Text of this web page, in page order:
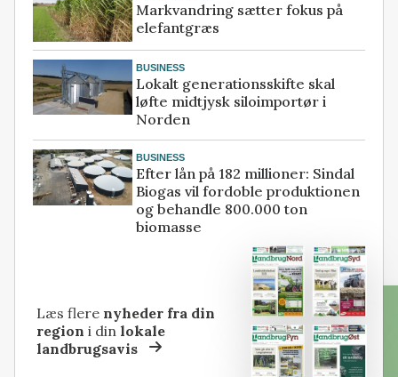
Markvandring sætter fokus på
elefantgræs
BUSINESS
Lokalt generationsskifte skal
løfte midtjysk siloimportør i
Norden
BUSINESS
Efter lån på 182 millioner: Sindal
Biogas vil fordoble produktionen
og behandle 800.000 ton
biomasse
Læs flere nyheder fra din
region i dinlokale
landbrugsavis